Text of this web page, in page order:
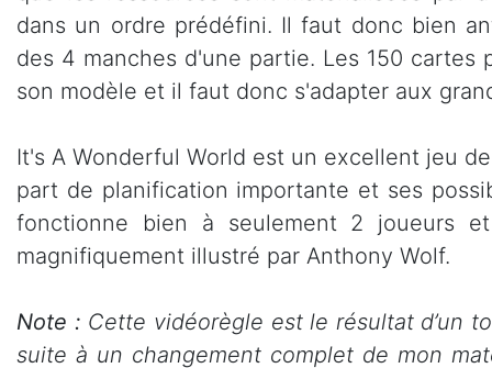
dans un ordre prédéfini. Il faut donc bien
des 4 manches d'une partie. Les 150
son modèle et il faut donc s'adapter aux
It's A Wonderful World est un excellent jeu
part de planification importante et ses
fonctionne bien à seulement 2 joueurs
magnifiquement illustré par Anthony Wolf.
Note : Cette vidéorègle est le résultat d’un
suite à un changement complet de mon